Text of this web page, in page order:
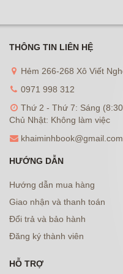
THÔNG TIN LIÊN HỆ
Hẻm 266-268 Xô Viết
0971 998 312
Thứ 2 - Thứ 7: Sáng
Chủ Nhật: Không làm việc
khaiminhbook@gmail.com
HƯỚNG DẪN
Hướng dẫn mua hàng
Giao nhận và thanh toán
Đổi trả và bảo hành
Đăng ký thành viên
HỖ TRỢ